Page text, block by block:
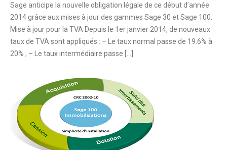
Sage anticipe la nouvelle obligation légale de ce début d’année
2014 grâce aux mises à jour des gammes Sage 30 et Sage 100.
Mise à jour pour la TVA Depuis le 1er janvier 2014, de nouveaux
taux de TVA sont appliqués : – Le taux normal passe de 19.6% à
20% ; – Le taux intermédiaire passe […]